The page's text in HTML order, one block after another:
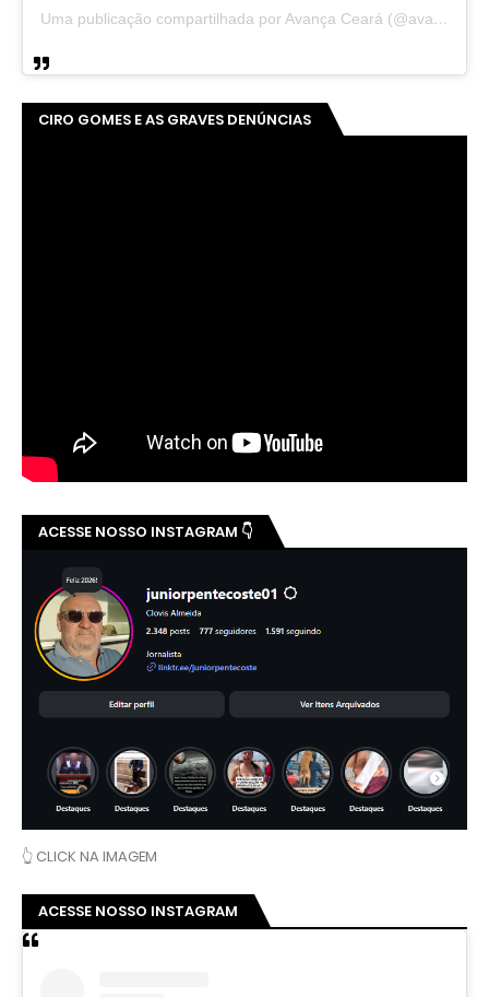
Uma publicação compartilhada por Avança Ceará (@avancaceara)
CIRO GOMES E AS GRAVES DENÚNCIAS
ACESSE NOSSO INSTAGRAM 👇
👆 CLICK NA IMAGEM
ACESSE NOSSO INSTAGRAM